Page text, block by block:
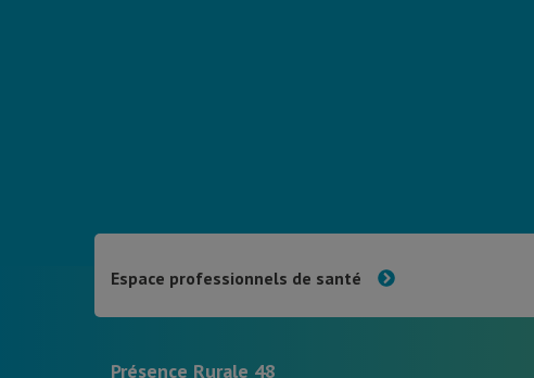
Espace professionnels de santé
Présence Rurale 48